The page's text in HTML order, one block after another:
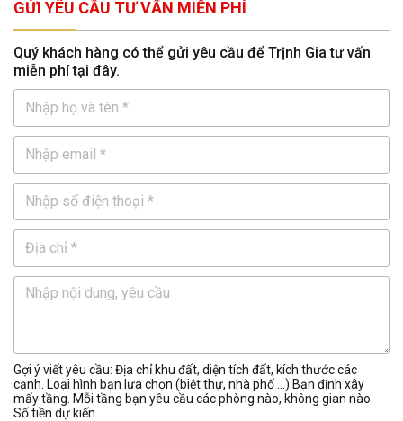
GỬI YÊU CẦU TƯ VẤN MIỄN PHÍ
Quý khách hàng có thể gửi yêu cầu để Trịnh Gia tư vấn
miễn phí tại đây.
Gợi ý viết yêu cầu: Địa chỉ khu đất, diện tích đất, kích thước các
cạnh. Loại hình bạn lựa chọn (biệt thự, nhà phố …) Bạn định xây
mấy tầng. Mỗi tầng bạn yêu cầu các phòng nào, không gian nào.
Số tiền dự kiến ...